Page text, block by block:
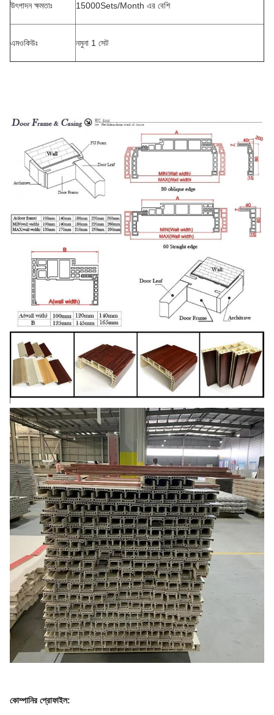
উৎপাদন ক্ষমতাঃ 15000Sets/Month এর বেশি
এমওকিউঃ নমুনা 1 সেট
কোম্পানির প্রোফাইল: